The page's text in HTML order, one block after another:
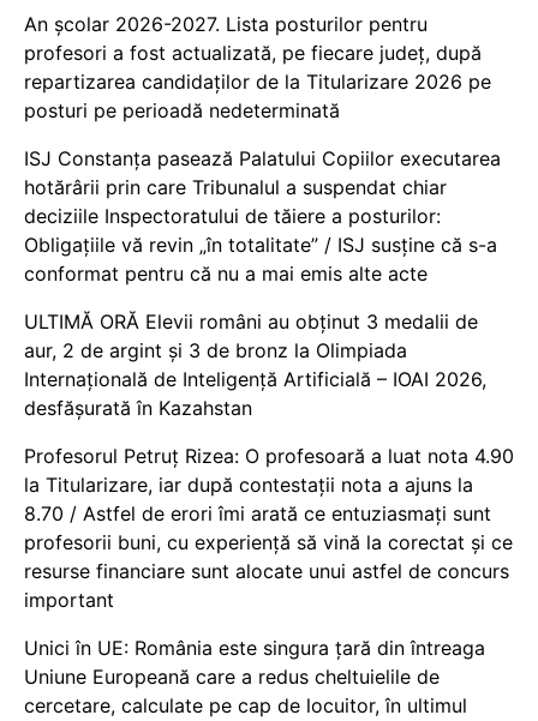
An școlar 2026-2027. Lista posturilor pentru
profesori a fost actualizată, pe fiecare județ, după
repartizarea candidaților de la Titularizare 2026 pe
posturi pe perioadă nedeterminată
ISJ Constanța pasează Palatului Copiilor executarea
hotărârii prin care Tribunalul a suspendat chiar
deciziile Inspectoratului de tăiere a posturilor:
Obligațiile vă revin „în totalitate” / ISJ susține că s-a
conformat pentru că nu a mai emis alte acte
ULTIMĂ ORĂ Elevii români au obținut 3 medalii de
aur, 2 de argint și 3 de bronz la Olimpiada
Internațională de Inteligență Artificială – IOAI 2026,
desfășurată în Kazahstan
Profesorul Petruț Rizea: O profesoară a luat nota 4.90
la Titularizare, iar după contestații nota a ajuns la
8.70 / Astfel de erori îmi arată ce entuziasmați sunt
profesorii buni, cu experiență să vină la corectat și ce
resurse financiare sunt alocate unui astfel de concurs
important
Unici în UE: România este singura țară din întreaga
Uniune Europeană care a redus cheltuielile de
cercetare, calculate pe cap de locuitor, în ultimul